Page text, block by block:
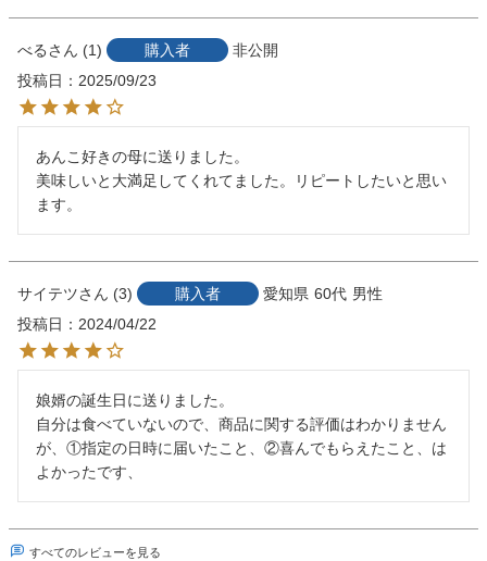
べる 1 購入者
非公開
投稿日
2025/09/23
あんこ好きの母に送りました。
美味しいと大満足してくれてました。リピートしたいと思い
ます。
サイテツ 3 購入者 愛知県 60代 男性
投稿日
2024/04/22
娘婿の誕生日に送りました。
自分は食べていないので、商品に関する評価はわかりません
が、①指定の日時に届いたこと、②喜んでもらえたこと、は
よかったです、
すべてのレビューを見る